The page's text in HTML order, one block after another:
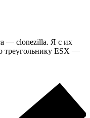
— clonezilla. Я с их
треугольнику ESX —